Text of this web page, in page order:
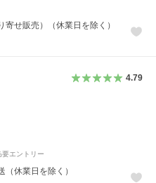
せ販売）（休業日を除く）
4.79
要エントリー
休業日を除く）